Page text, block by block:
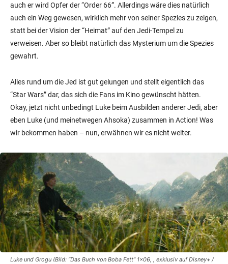
auch er wird Opfer der “Order 66”. Allerdings wäre dies natürlich
auch ein Weg gewesen, wirklich mehr von seiner Spezies zu zeigen,
statt bei der Vision der “Heimat” auf den Jedi-Tempel zu
verweisen. Aber so bleibt natürlich das Mysterium um die Spezies
gewahrt.
Alles rund um die Jed ist gut gelungen und stellt eigentlich das
“Star Wars” dar, das sich die Fans im Kino gewünscht hätten.
Okay, jetzt nicht unbedingt Luke beim Ausbilden anderer Jedi, aber
eben Luke (und meinetwegen Ahsoka) zusammen in Action! Was
wir bekommen haben – nun, erwähnen wir es nicht weiter.
Luke und Grogu (Bild: “Das Buch von Boba Fett” 1×06, , exklusiv auf Disney+ /